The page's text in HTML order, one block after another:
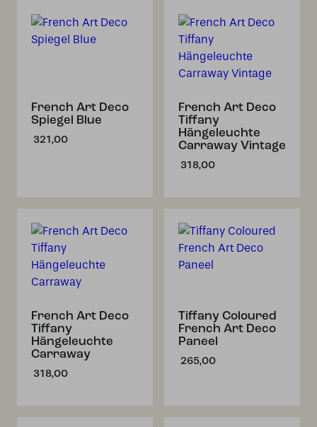
French Art Deco
Spiegel Blue
321,00
French Art Deco
Tiffany
Hängeleuchte
Carraway Vintage
318,00
French Art Deco
Tiffany
Hängeleuchte
Carraway
318,00
Tiffany Coloured
French Art Deco
Paneel
265,00